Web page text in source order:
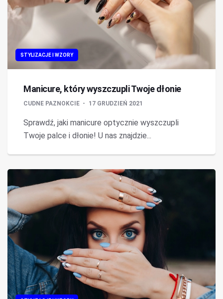
STYLIZACJE I WZORY
Manicure, który wyszczupli Twoje dłonie
CUDNE PAZNOKCIE 17 GRUDZIEŃ 2021
Sprawdź, jaki manicure optycznie wyszczupli
Twoje palce i dłonie! U nas znajdzie...